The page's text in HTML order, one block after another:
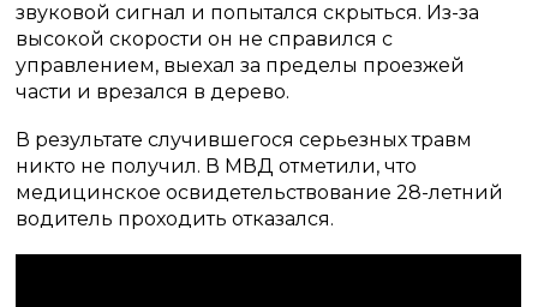
звуковой сигнал и попытался скрыться. Из-за
высокой скорости он не справился с
управлением, выехал за пределы проезжей
части и врезался в дерево.
В результате случившегося серьезных травм
никто не получил. В МВД отметили, что
медицинское освидетельствование 28-летний
водитель проходить отказался.